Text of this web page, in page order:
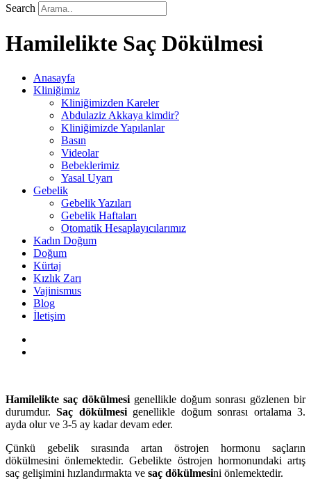
Search
Hamilelikte Saç Dökülmesi
Anasayfa
Kliniğimiz
Kliniğimizden Kareler
Abdulaziz Akkaya kimdir?
Kliniğimizde Yapılanlar
Basın
Videolar
Bebeklerimiz
Yasal Uyarı
Gebelik
Gebelik Yazıları
Gebelik Haftaları
Otomatik Hesaplayıcılarımız
Kadın Doğum
Doğum
Kürtaj
Kızlık Zarı
Vajinismus
Blog
İletişim
Hamilelikte saç dökülmesi genellikle doğum sonrası gözlenen bir
durumdur. Saç dökülmesigenellikle doğum sonrası ortalama 3.
ayda olur ve 3-5 ay kadar devam eder.
Çünkü gebelik sırasında artan östrojen hormonu saçların
dökülmesini önlemektedir. Gebelikte östrojen hormonundaki artış
saç gelişimini hızlandırmakta ve saç dökülmesini önlemektedir.